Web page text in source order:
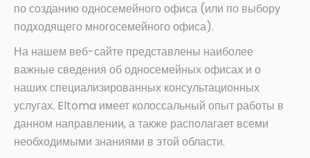
по созданию односемейного офиса (или по выбору
подходящего многосемейного офиса).
На нашем веб-сайте представлены наиболее
важные сведения об односемейных офисах и о
наших специализированных консультационных
услугах. Eltoma имеет колоссальный опыт работы в
данном направлении, а также располагает всеми
необходимыми знаниями в этой области.